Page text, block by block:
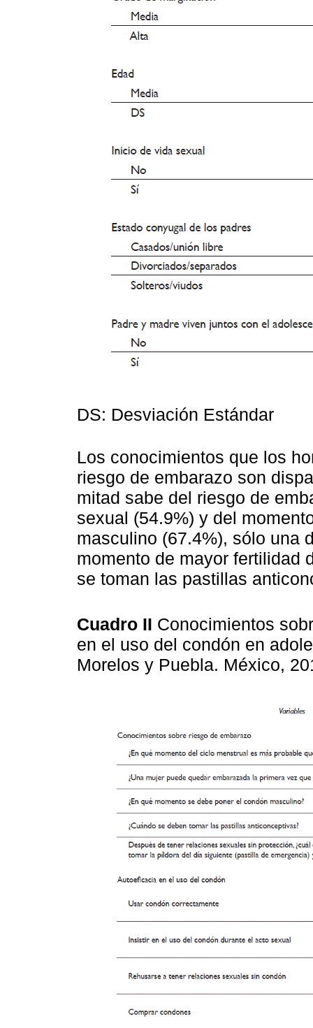
DS: Desviación Estándar
Los conocimientos que los
riesgo de embarazo son
mitad sabe del riesgo de
sexual (54.9%) y del
masculino (67.4%), sólo una
momento de mayor fertilidad
se toman las pastillas
Cuadro II Conocimientos
en el uso del condón en
Morelos y Puebla. México,